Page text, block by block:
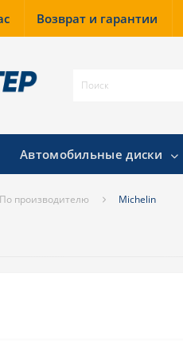
Возврат и гарантии
Автомобильные диски
По производителю Michelin